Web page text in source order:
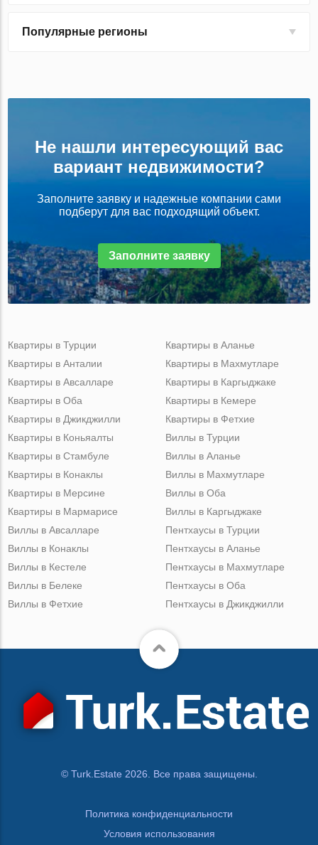
Популярные регионы
Не нашли интересующий вас
вариант недвижимости?
Заполните заявку и надежные компании сами
подберут для вас подходящий объект.
Заполните заявку
Квартиры в Турции
Квартиры в Анталии
Квартиры в Авсалларе
Квартиры в Оба
Квартиры в Джикджилли
Квартиры в Аланье
Квартиры в Махмутларе
Квартиры в Каргыджаке
Квартиры в Кемере
Квартиры в Фетхие
Квартиры в Коньяалты
Квартиры в Стамбуле
Квартиры в Конаклы
Квартиры в Мерсине
Квартиры в Мармарисе
Виллы в Турции
Виллы в Аланье
Виллы в Махмутларе
Виллы в Оба
Виллы в Каргыджаке
Виллы в Авсалларе
Виллы в Конаклы
Виллы в Кестеле
Виллы в Белеке
Виллы в Фетхие
Пентхаусы в Турции
Пентхаусы в Аланье
Пентхаусы в Махмутларе
Пентхаусы в Оба
Пентхаусы в Джикджилли
© Turk.Estate 2026. Все права защищены.
Политика конфиденциальности
Условия использования